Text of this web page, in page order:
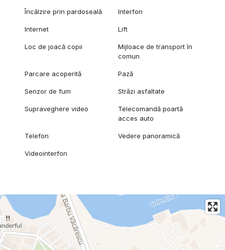
Încălzire prin pardoseală Interfon
Internet Lift
Loc de joacă copii
Mijloace de transport în
comun
Parcare acoperită Pază
Senzor de fum Străzi asfaltate
Supraveghere video
Telecomandă poartă
acces auto
Telefon Vedere panoramică
Videointerfon